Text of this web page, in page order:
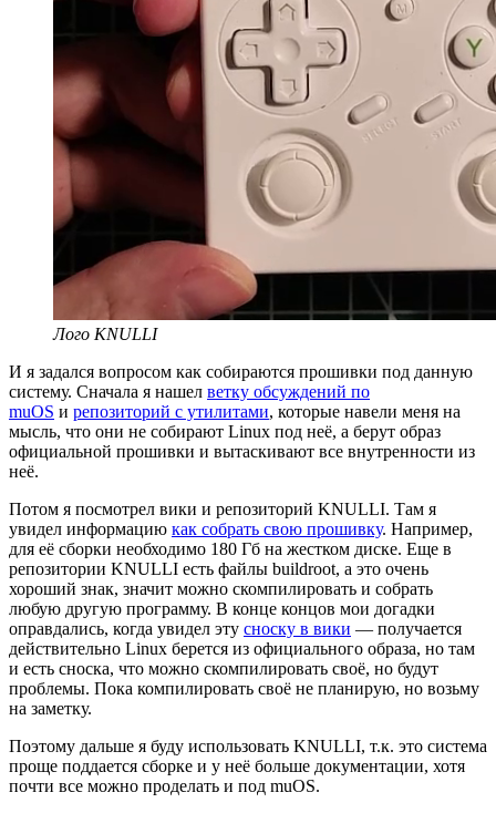
Лого KNULLI
И я задался вопросом как собираются прошивки под данную
систему. Сначала я нашел ветку обсуждений по
muOS и репозиторий с утилитами, которые навели меня на
мысль, что они не собирают Linux под неё, а берут образ
официальной прошивки и вытаскивают все внутренности из
неё.
Потом я посмотрел вики и репозиторий KNULLI. Там я
увидел информацию как собрать свою прошивку. Например,
для её сборки необходимо 180 Гб на жестком диске. Еще в
репозитории KNULLI есть файлы buildroot, а это очень
хороший знак, значит можно скомпилировать и собрать
любую другую программу. В конце концов мои догадки
оправдались, когда увидел эту сноску в вики — получается
действительно Linux берется из официального образа, но там
и есть сноска, что можно скомпилировать своё, но будут
проблемы. Пока компилировать своё не планирую, но возьму
на заметку.
Поэтому дальше я буду использовать KNULLI, т.к. это система
проще поддается сборке и у неё больше документации, хотя
почти все можно проделать и под muOS.